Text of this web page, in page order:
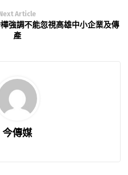
Article
強調不能忽視高雄中小企業及傳
產
今傳媒